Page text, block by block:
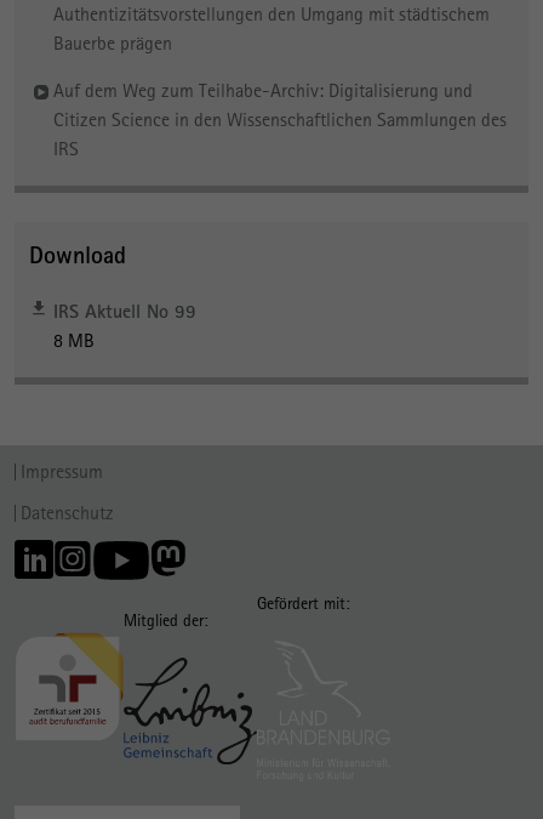
Authentizitätsvorstellungen den Umgang mit städtischem
Bauerbe prägen
Auf dem Weg zum Teilhabe-Archiv: Digitalisierung und
Citizen Science in den Wissenschaftlichen Sammlungen des
IRS
Download
IRS Aktuell No 99
8 MB
Impressum
Datenschutz
Mitglied der:
Gefördert mit: